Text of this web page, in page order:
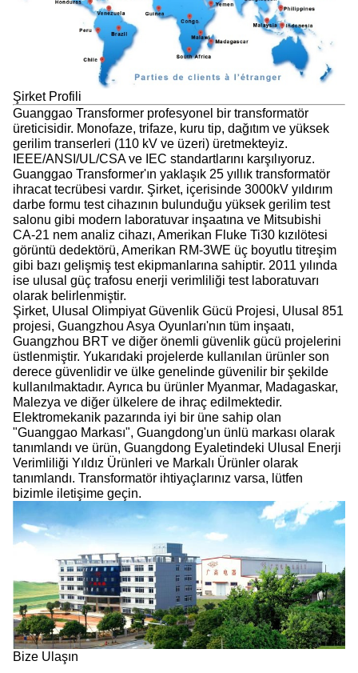
Şirket Profili
Guanggao Transformer profesyonel bir transformatör
üreticisidir. Monofaze, trifaze, kuru tip, dağıtım ve yüksek
gerilim transerleri (110 kV ve üzeri) üretmekteyiz.
IEEE/ANSI/UL/CSA ve IEC standartlarını karşılıyoruz.
Guanggao Transformer'ın yaklaşık 25 yıllık transformatör
ihracat tecrübesi vardır. Şirket, içerisinde 3000kV yıldırım
darbe formu test cihazının bulunduğu yüksek gerilim test
salonu gibi modern laboratuvar inşaatına ve Mitsubishi
CA-21 nem analiz cihazı, Amerikan Fluke Ti30 kızılötesi
görüntü dedektörü, Amerikan RM-3WE üç boyutlu titreşim
gibi bazı gelişmiş test ekipmanlarına sahiptir. 2011 yılında
ise ulusal güç trafosu enerji verimliliği test laboratuvarı
olarak belirlenmiştir.
Şirket, Ulusal Olimpiyat Güvenlik Gücü Projesi, Ulusal 851
projesi, Guangzhou Asya Oyunları'nın tüm inşaatı,
Guangzhou BRT ve diğer önemli güvenlik gücü projelerini
üstlenmiştir. Yukarıdaki projelerde kullanılan ürünler son
derece güvenlidir ve ülke genelinde güvenilir bir şekilde
kullanılmaktadır. Ayrıca bu ürünler Myanmar, Madagaskar,
Malezya ve diğer ülkelere de ihraç edilmektedir.
Elektromekanik pazarında iyi bir üne sahip olan
"Guanggao Markası", Guangdong'un ünlü markası olarak
tanımlandı ve ürün, Guangdong Eyaletindeki Ulusal Enerji
Verimliliği Yıldız Ürünleri ve Markalı Ürünler olarak
tanımlandı. Transformatör ihtiyaçlarınız varsa, lütfen
bizimle iletişime geçin.
Bize Ulaşın